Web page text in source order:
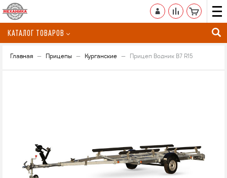
КАТАЛОГ ТОВАРОВ
Главная Прицепы Курганские Прицеп Водник В7 R15